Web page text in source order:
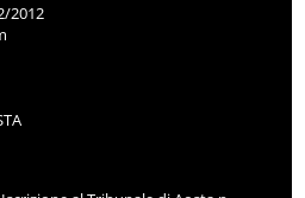
2012